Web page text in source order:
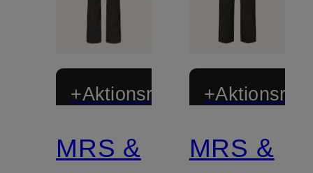
+Aktionsrabatt
Zertifiziert
MRS &
Zertifiziert
MRS &